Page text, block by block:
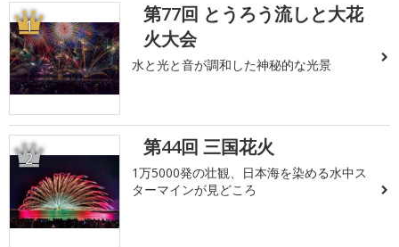
1
第77回 とうろう流しと大花
火大会
水と光と音が調和した神秘的な光景
2 第44回 三国花火
1万5000発の壮観、日本海を染める水中ス
ターマインが見どころ